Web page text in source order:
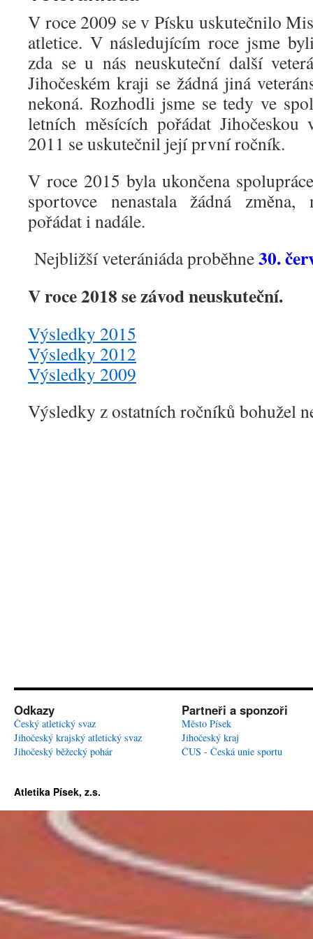
V roce 2009 se v Písku uskutečnilo
atletice. V následujícím roce jsme
zda se u nás neuskuteční další
Jihočeském kraji se žádná jiná
nekoná. Rozhodli jsme se tedy ve
letních měsících pořádat Jihočeskou
2011 se uskutečnil její první ročník.
V roce 2015 byla ukončena
sportovce nenastala žádná změna,
pořádat i nadále.
Nejbližší veterániáda proběhne30.
V roce 2018 se závod neuskuteční.
Výsledky 2015
Výsledky 2012
Výsledky 2009
Výsledky z ostatních ročníků bohužel
Odkazy
Český atletický svaz
Jihočeský krajský atletický svaz
Jihočeský běžecký pohár
Partneři a sponzoři
Město Písek
Jihočeský kraj
ČUS - Česká unie sportu
Atletika Písek, z.s.